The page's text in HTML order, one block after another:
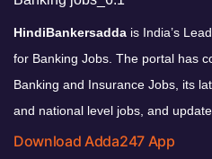
HindiBankersadda is India’s
for Banking Jobs. The portal has
Banking and Insurance Jobs, its
and national level jobs, and
Download Adda247 App